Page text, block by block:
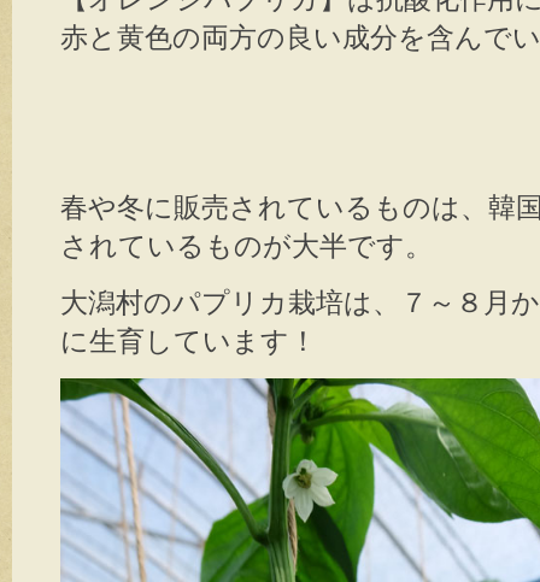
赤と黄色の両方の良い成分を含んで
春や冬に販売されているものは、韓
されているものが大半です。
大潟村のパプリカ栽培は、７～８月
に生育しています！